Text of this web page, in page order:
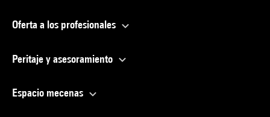
Oferta a los profesionales
Peritaje y asesoramiento
Espacio mecenas